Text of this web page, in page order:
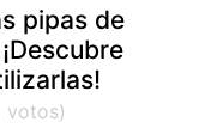
pipas de